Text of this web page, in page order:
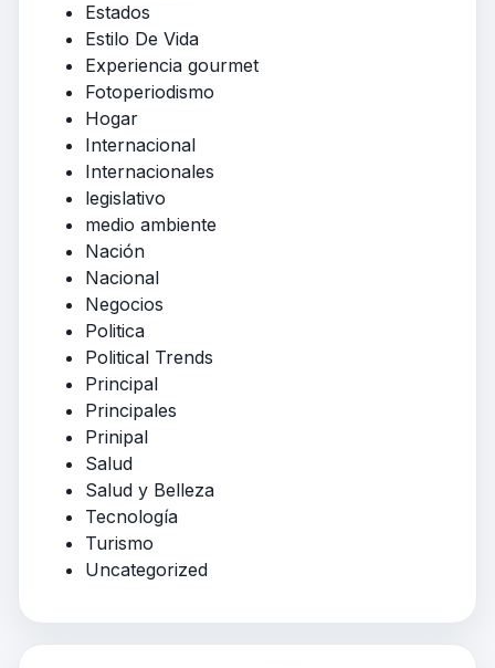
Estados
Estilo De Vida
Experiencia gourmet
Fotoperiodismo
Hogar
Internacional
Internacionales
legislativo
medio ambiente
Nación
Nacional
Negocios
Politica
Political Trends
Principal
Principales
Prinipal
Salud
Salud y Belleza
Tecnología
Turismo
Uncategorized